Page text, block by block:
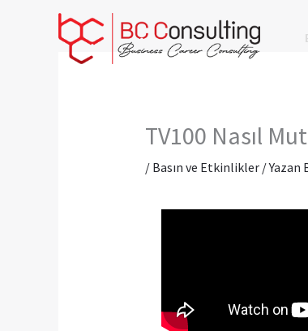
TV100 Nasıl
/ Basın ve Etkinlikler/ Yazan